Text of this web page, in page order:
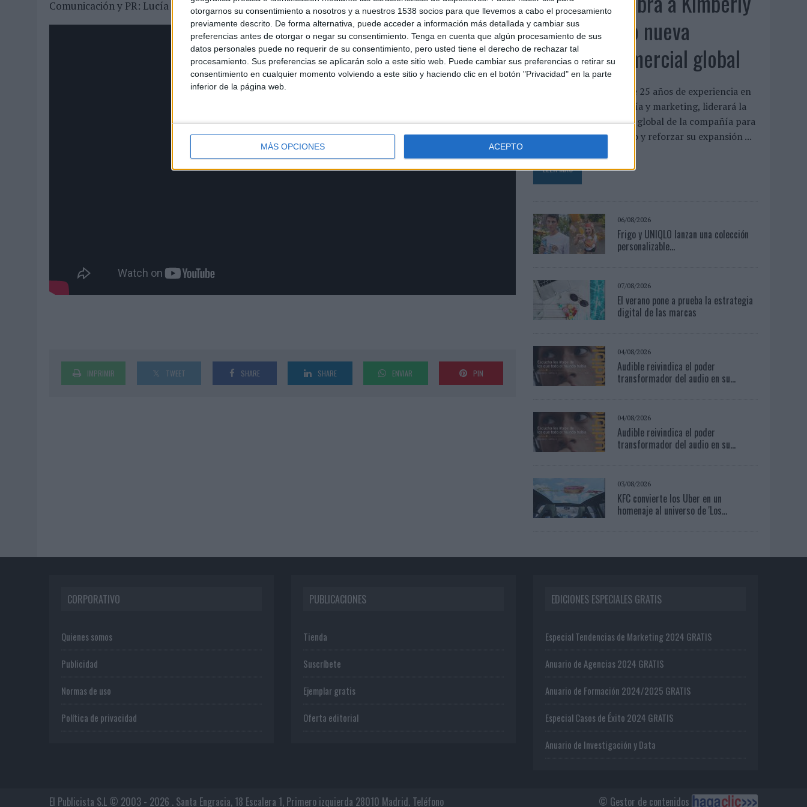
otorgarnos su consentimiento a nosotros y a nuestros 1538 socios para que llevemos a cabo el procesamiento
previamente descrito. De forma alternativa, puede acceder a información más detallada y cambiar sus
preferencias antes de otorgar o negar su consentimiento. Tenga en cuenta que algún procesamiento de sus
datos personales puede no requerir de su consentimiento, pero usted tiene el derecho de rechazar tal
procesamiento. Sus preferencias se aplicarán solo a este sitio web. Puede cambiar sus preferencias o retirar su
consentimiento en cualquier momento volviendo a este sitio y haciendo clic en el botón "Privacidad" en la parte
inferior de la página web.
MÁS OPCIONES ACEPTO
Comunicación y PR: Lucía Romero
IMPRIMIR TWEET SHARE SHARE ENVIAR PIN
Bastoni como nueva
directora comercial global
La directiva, con más de 25 años de experiencia en
investigación, tecnología y marketing, liderará la
organización comercial global de la compañía para
impulsar su crecimiento y reforzar su expansión ...
LEER MÁS
06/08/2026
Frigo y UNIQLO lanzan una colección
personalizable...
07/08/2026
El verano pone a prueba la estrategia
digital de las marcas
04/08/2026
Audible reivindica el poder
transformador del audio en su...
04/08/2026
Audible reivindica el poder
transformador del audio en su...
03/08/2026
KFC convierte los Uber en un
homenaje al universo de 'Los...
CORPORATIVO
Quienes somos
Publicidad
Normas de uso
Política de privacidad
PUBLICACIONES
Tienda
Suscríbete
Ejemplar gratis
Oferta editorial
EDICIONES ESPECIALES GRATIS
Especial Tendencias de Marketing 2024 GRATIS
Anuario de Agencias 2024 GRATIS
Anuario de Formación 2024/2025 GRATIS
Especial Casos de Éxito 2024 GRATIS
Anuario de Investigación y Data
© Gestor de contenidos
El Publicista S.L © 2003 - 2026 . Santa Engracia, 18 Escalera 1, Primero izquierda 28010 Madrid. Teléfono